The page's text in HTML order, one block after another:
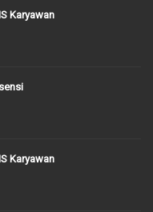
Karyawan
Karyawan